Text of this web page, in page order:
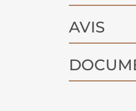
AVIS